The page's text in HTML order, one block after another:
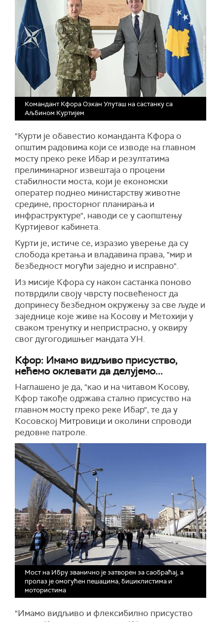
Командант Кфора Озкан Улуташ на састанку са
Аљбином Куртијем
"Курти је обавестио команданта Кфора о
општим радовима који се изводе на главном
мосту преко реке Ибар и резултатима
прелиминарног извештаја о процени
стабилности моста, који је економски
оператер поднео министарству животне
средине, просторног планирања и
инфраструктуре", наводи се у саопштењу
Куртијевог кабинета.
Курти је, истиче се, изразио уверење да су
слобода кретања и владавина права, "мир и
безбедност могући заједно и исправно".
Из мисије Кфора су након састанка поново
потврдили своју чврсту посвећеност да
допринесу безбедном окружењу за све људе и
заједнице које живе на Косову и Метохији у
сваком тренутку и непристрасно, у оквиру
свог дугогодишњег мандата УН.
Кфор: Имамо видљиво присуство,
нећемо оклевати да делујемо...
Наглашено је да, "као и на читавом Косову,
Кфор такође одржава стално присуство на
главном мосту преко реке Ибар", те да у
Косовској Митровици и околини спроводи
редовне патроле.
Мост на Ибру званично је затворен за саобраћај, а
пролаз је омогућен пешацима, бициклистима и
мотористима
"Имамо видљиво и флексибилно присуство